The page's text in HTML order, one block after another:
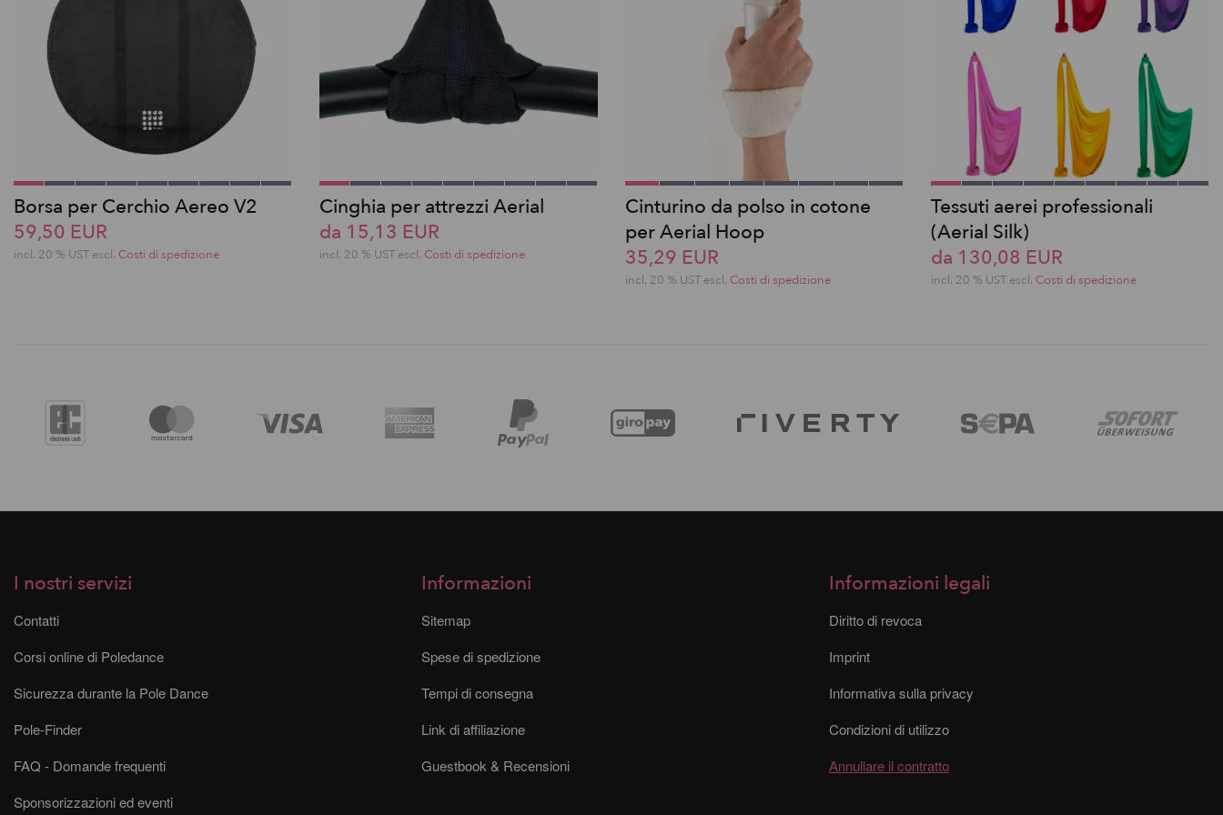
Borsa per Cerchio Aereo V2
59,50 EUR
incl. 20 % UST escl. Costi di spedizione
Cinghia per attrezzi Aerial
da 15,13 EUR
incl. 20 % UST escl. Costi di spedizione
Cinturino da polso in cotone
per Aerial Hoop
35,29 EUR
incl. 20 % UST escl. Costi di spedizione
Tessuti aerei professionali
(Aerial Silk)
da 130,08 EUR
incl. 20 % UST escl. Costi di spedizione
I nostri servizi
Contatti
Corsi online di Poledance
Sicurezza durante la Pole Dance
Pole-Finder
FAQ - Domande frequenti
Sponsorizzazioni ed eventi
Informazioni
Sitemap
Spese di spedizione
Tempi di consegna
Link di affiliazione
Guestbook & Recensioni
Informazioni legali
Diritto di revoca
Imprint
Informativa sulla privacy
Condizioni di utilizzo
Annullare il contratto